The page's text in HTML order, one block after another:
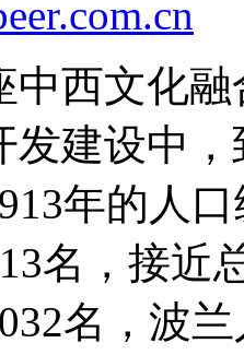
中西文化
发建设中
年的人
名，接近
名，波